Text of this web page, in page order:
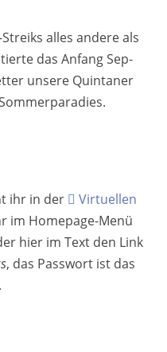
al­les an­dere als
das An­fang Sep­
un­sere Quin­taner
ihr in der
Virtuel­len
im Home­page-Menü
hier im Text den Link
, das Pass­wort ist das